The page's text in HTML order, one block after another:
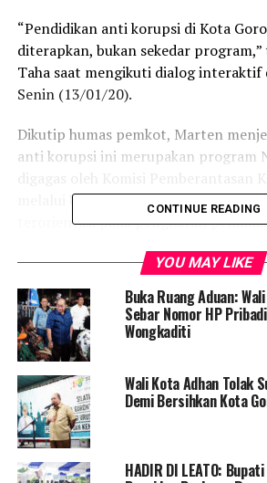
“Pendidikan anti korupsi di Kota
diterapkan, bukan sekedar
Taha saat mengikuti dialog interaktif
Senin (13/01/20).
Dikutip humas pemkot, Marten
anti korupsi ini merupakan program
melalui UU nomor 19 tahun 2019.
terorientasi pada penguatan
dengan Peraturan Menteri
tentang penguatan pendidikan
formal.
Marten menuturkan, pendidikan anti
memberikan dampak jangka panjang
depan generasi muda di daerah.
Dalam menerapkan program ini, jauh
dan 10 SMP. Dari hasil evaluasi dan
CONTINUE READING
YOU MAY LIKE
Buka Ruang Aduan:
Sebar Nomor HP
Wongkaditi
Wali Kota Adhan Tolak
Demi Bersihkan Kota
HADIR DI LEATO: